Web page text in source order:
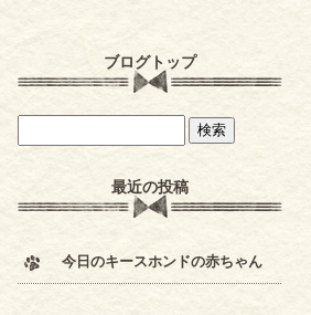
ブログトップ
最近の投稿
今日のキースホンドの赤ちゃん